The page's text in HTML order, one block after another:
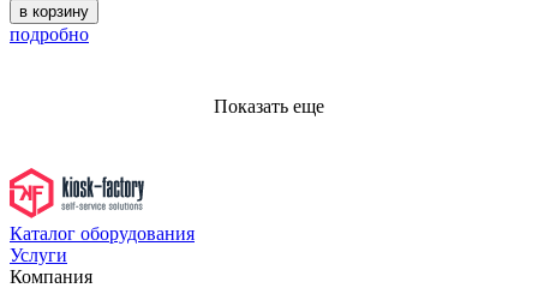
в корзину
подробно
Показать еще
Каталог оборудования
Услуги
Компания